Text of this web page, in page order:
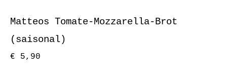
Matteos Tomate-Mozzarella-Brot
(saisonal)
€ 5,90